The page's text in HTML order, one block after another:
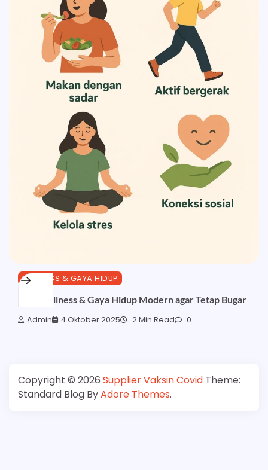
WELLNESS & GAYA HIDUP
Tips Wellness & Gaya Hidup Modern agar Tetap Bugar
Admin 4 Oktober 2025 2 Min Read 0
Copyright © 2026 Supplier Vaksin Covid Theme:
Standard Blog ByAdore Themes.